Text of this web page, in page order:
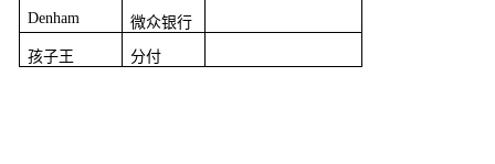
Denham 微众银行
孩子王 分付